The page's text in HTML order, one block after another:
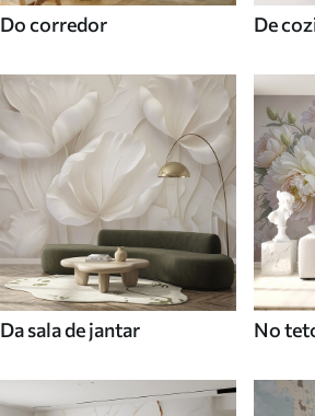
Do corredor De
Da sala de jantar No